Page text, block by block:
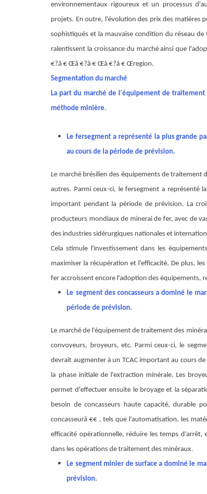
environnementaux rigoureux et un processus
projets. En outre, l'évolution des prix des matières
sophistiqués et la mauvaise condition du réseau
ralentissent la croissance du marché ainsi que
€?â € Œâ €?â € Œâ €?â € Œregion.
Segmentation du marché
La part du marché de l'équipement de
méthode minière.
Le fersegment a représenté la plus grande
au cours de la période de prévision.
Le marché brésilien des équipements de
autres. Parmi ceux-ci, le fersegment a représenté
important pendant la période de prévision. La
producteurs mondiaux de minerai de fer, avec de
des industries sidérurgiques nationales et
Cela stimule l'investissement dans les
maximiser la récupération et l'efficacité. De plus,
fer accroissent encore l'adoption des équipements,
Le segment des concasseurs a dominé le
période de prévision.
Le marché de l'équipement de traitement des
convoyeurs, broyeurs, etc. Parmi ceux-ci, le
devrait augmenter à un TCAC important au cours
la phase initiale de l'extraction minérale. Les
permet d'effectuer ensuite le broyage et la
besoin de concasseurs haute capacité, durable
concasseurâ €€ , tels que l'automatisation, les
efficacité opérationnelle, réduire les temps d'arrêt,
dans les opérations de traitement des minéraux.
Le segment minier de surface a dominé le
prévision.